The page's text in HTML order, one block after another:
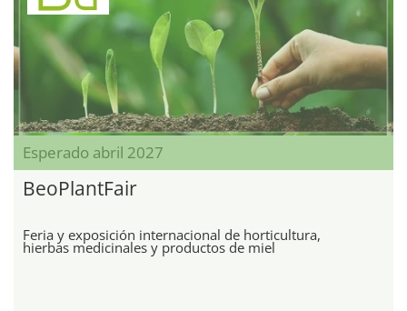
Esperado abril 2027
BeoPlantFair
Feria y exposición internacional de horticultura,
hierbas medicinales y productos de miel